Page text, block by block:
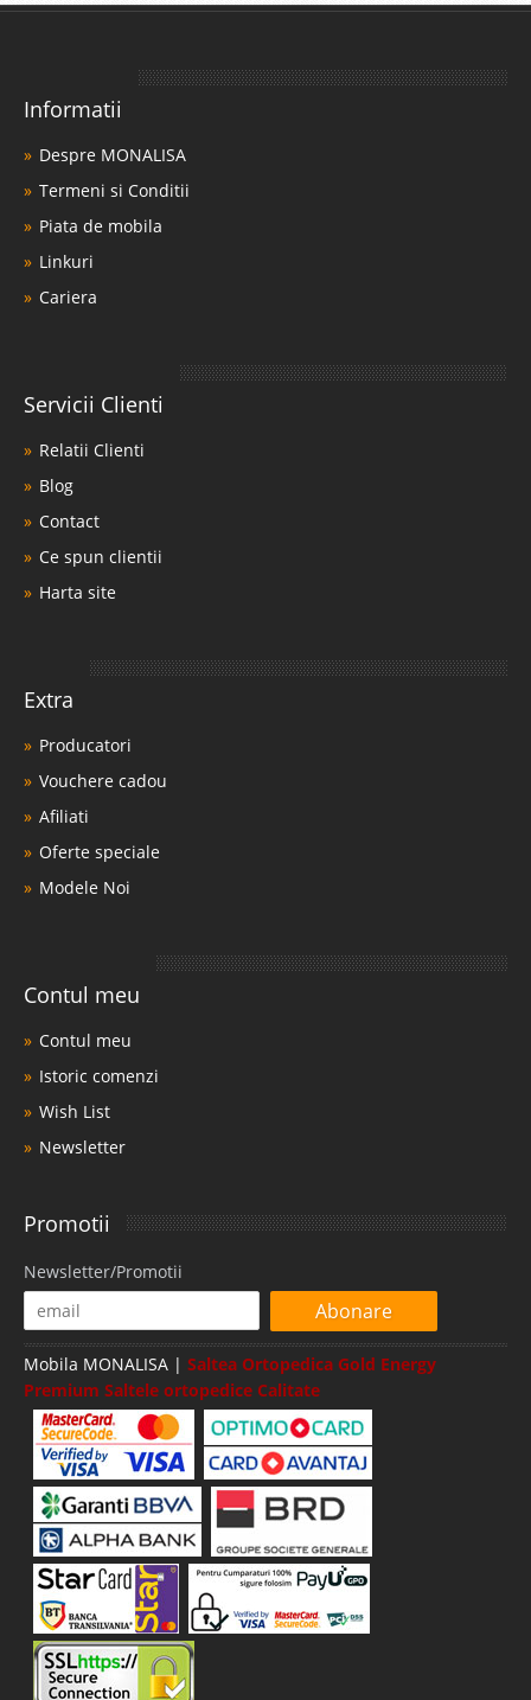
Informatii
Despre MONALISA
Termeni si Conditii
Piata de mobila
Linkuri
Cariera
Servicii Clienti
Relatii Clienti
Blog
Contact
Ce spun clientii
Harta site
Extra
Producatori
Vouchere cadou
Afiliati
Oferte speciale
Modele Noi
Contul meu
Contul meu
Istoric comenzi
Wish List
Newsletter
Promotii
Newsletter/Promotii
Abonare
Mobila MONALISA | Saltea Ortopedica Gold Energy
Premium Saltele ortopedice Calitate